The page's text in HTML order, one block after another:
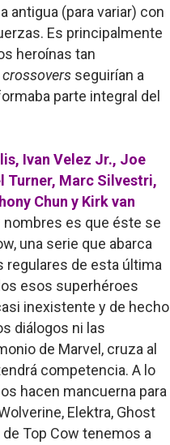
antigua (para variar) con
Es principalmente
heroínas tan
crossoversseguirían a
parte integral del
Ivan Velez Jr., Joe
Turner, Marc Silvestri,
Chun y Kirk van
nombres es que éste se
una serie que abarca
regulares de esta última
esos superhéroes
inexistente y de hecho
diálogos ni las
de Marvel, cruza al
competencia. A lo
hacen mancuerna para
Elektra, Ghost
Top Cow tenemos a